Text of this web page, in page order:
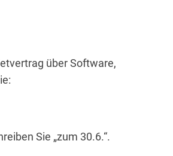
über Software,
Sie „zum 30.6.“.